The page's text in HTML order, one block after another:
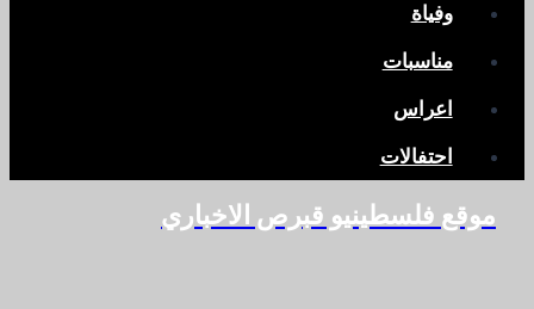
وفياة
مناسبات
اعراس
احتفالات
موقع فلسطينيو قبرص الاخباري